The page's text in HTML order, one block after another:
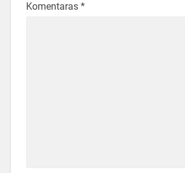
Komentaras *